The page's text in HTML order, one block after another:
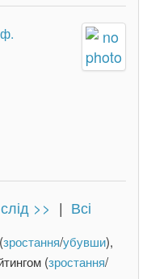
слід >> | Всі
зростання/убувши),
(зростання/